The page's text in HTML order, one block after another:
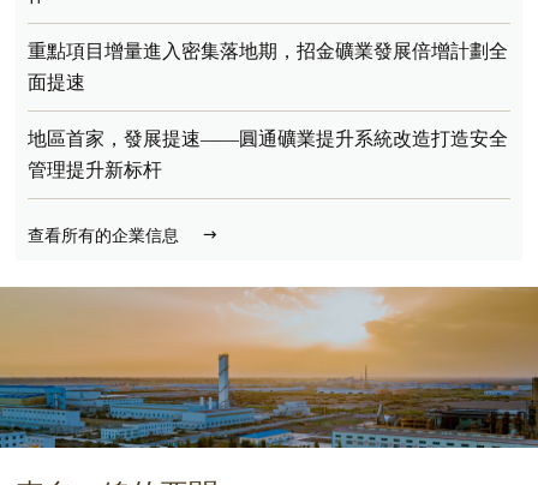
重點項目增量進入密集落地期，招金礦業發展倍增計劃全
面提速
地區首家，發展提速——圓通礦業提升系統改造打造安全
管理提升新标杆
查看所有的企業信息